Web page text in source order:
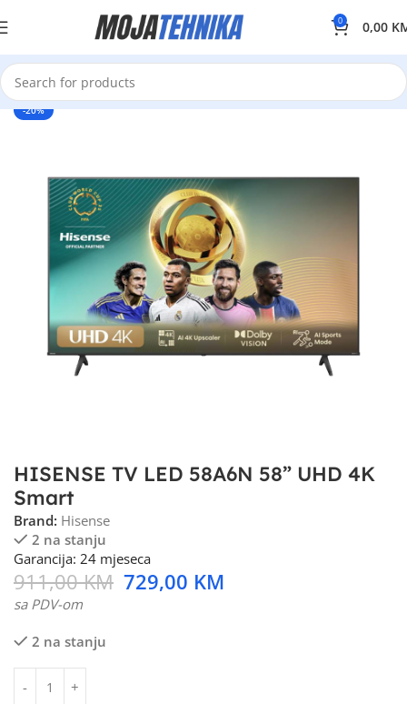
0 0,00
-20%
HISENSE TV LED 58A6N 58” UHD 4K
Smart
Brand: Hisense
2 na stanju
Garancija: 24 mjeseca
911,00KM 729,00 KM
sa PDV-om
2 na stanju